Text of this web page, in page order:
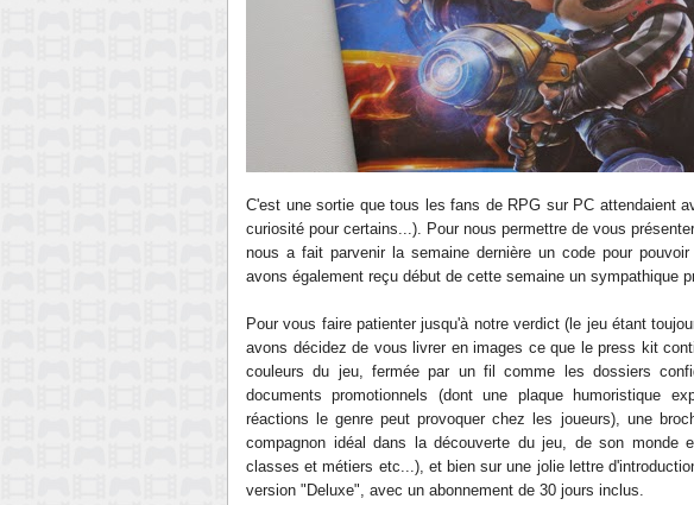
C'est une sortie que tous les fans de RPG sur PC attendaient
curiosité pour certains...). Pour nous permettre de vous
nous a fait parvenir la semaine dernière un code pour
avons également reçu début de cette semaine un sympathique
Pour vous faire patienter jusqu'à notre verdict (le jeu étant
avons décidez de vous livrer en images ce que le press kit
couleurs du jeu, fermée par un fil comme les dossiers
documents promotionnels (dont une plaque humoristique
réactions le genre peut provoquer chez les joueurs), une
compagnon idéal dans la découverte du jeu, de son monde
classes et métiers etc...), et bien sur une jolie lettre
version "Deluxe", avec un abonnement de 30 jours inclus.